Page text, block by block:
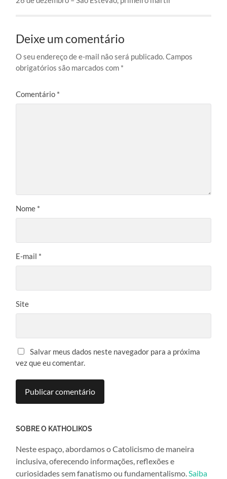
Deixe um comentário
O seu endereço de e-mail não será publicado. Campos
obrigatórios são marcados com *
Comentário *
Nome *
E-mail *
Site
Salvar meus dados neste navegador para a próxima
vez que eu comentar.
SOBRE O KATHOLIKOS
Neste espaço, abordamos o Catolicismo de maneira
inclusiva, oferecendo informações, reflexões e
curiosidades sem fanatismo ou fundamentalismo.Saiba